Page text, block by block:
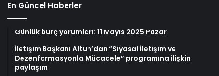
En Güncel Haberler
Günlük burç yorumları: 11 Mayıs 2025 Pazar
İletişim Başkanı Altun’dan “Siyasal İletişim ve
Dezenformasyonla Mücadele” programına ilişkin
paylaşım